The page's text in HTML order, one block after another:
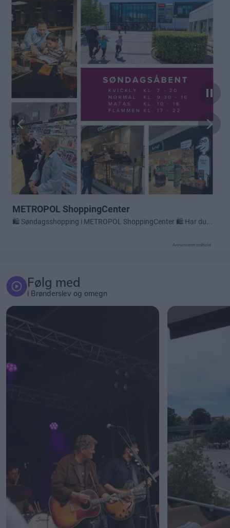
Annonceret indhold
Følg med
i Brønderslev og omegn